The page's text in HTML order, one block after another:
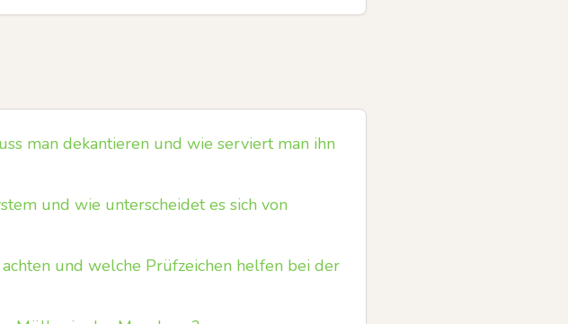
man dekantieren und wie serviert man ihn
und wie unterscheidet es sich von
und welche Prüfzeichen helfen bei der